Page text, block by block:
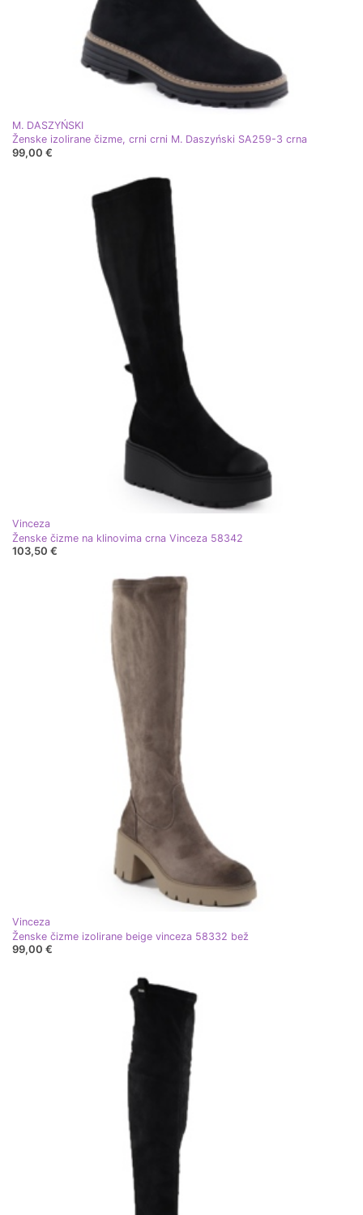
M. DASZYŃSKI
Ženske izolirane čizme, crni crni M. Daszyński SA259-3 crna
99,00 €
Vinceza
Ženske čizme na klinovima crna Vinceza 58342
103,50 €
Vinceza
Ženske čizme izolirane beige vinceza 58332 bež
99,00 €